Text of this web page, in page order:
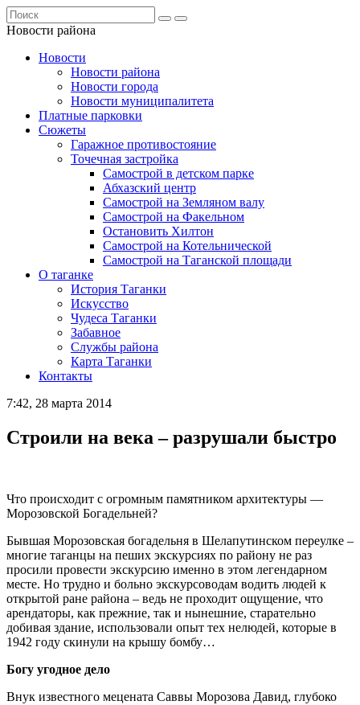
Новости района
Новости
Новости района
Новости города
Новости муниципалитета
Платные парковки
Сюжеты
Гаражное противостояние
Точечная застройка
Самострой в детском парке
Абхазский центр
Самострой на Земляном валу
Самострой на Факельном
Остановить Хилтон
Самострой на Котельнической
Самострой на Таганской площади
О таганке
История Таганки
Искусство
Чудеса Таганки
Забавное
Службы района
Карта Таганки
Контакты
7:42, 28 марта 2014
Строили на века – разрушали быстро
Что происходит с огромным памятником архитектуры —
Морозовской Богадельней?
Бывшая Морозовская богадельня в Шелапутинском переулке –
многие таганцы на пеших экскурсиях по району не раз
просили провести экскурсию именно в этом легендарном
месте. Но трудно и больно экскурсоводам водить людей к
открытой ране района – ведь не проходит ощущение, что
арендаторы, как прежние, так и нынешние, старательно
добивая здание, использовали опыт тех нелюдей, которые в
1942 году скинули на крышу бомбу…
Богу угодное дело
Внук известного мецената Саввы Морозова Давид, глубоко